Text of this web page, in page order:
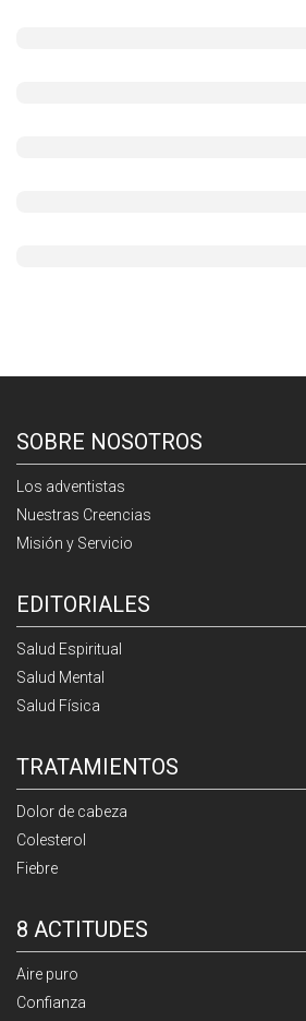
SOBRE NOSOTROS
Los adventistas
Nuestras Creencias
Misión y Servicio
EDITORIALES
Salud Espiritual
Salud Mental
Salud Física
TRATAMIENTOS
Dolor de cabeza
Colesterol
Fiebre
8 ACTITUDES
Aire puro
Confianza